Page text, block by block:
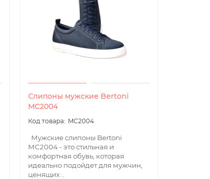
Слипоны мужские Bertoni
MC2004
MC2004
Мужские слипоны Bertoni
MC2004 - это стильная и
комфортная обувь, которая
идеально подойдет для мужчин,
ценящих ..